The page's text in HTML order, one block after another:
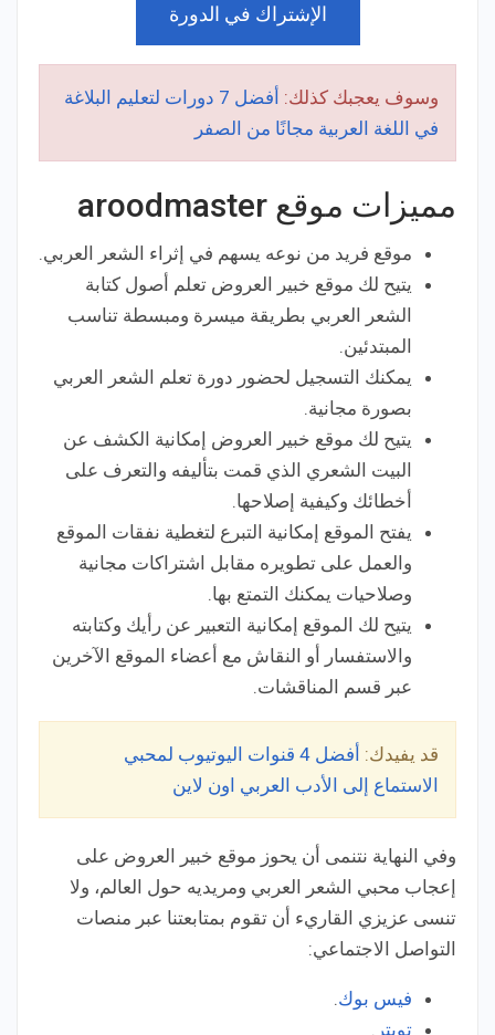
الإشتراك في الدورة
وسوف يعجبك كذلك:
أفضل 7 دورات لتعليم البلاغة
في اللغة العربية مجانًا من الصفر
مميزات موقع aroodmaster
موقع فريد من نوعه يسهم في إثراء الشعر العربي.
يتيح لك موقع خبير العروض تعلم أصول كتابة
الشعر العربي بطريقة ميسرة ومبسطة تناسب
المبتدئين.
يمكنك التسجيل لحضور دورة تعلم الشعر العربي
بصورة مجانية.
يتيح لك موقع خبير العروض إمكانية الكشف عن
البيت الشعري الذي قمت بتأليفه والتعرف على
أخطائك وكيفية إصلاحها.
يفتح الموقع إمكانية التبرع لتغطية نفقات الموقع
والعمل على تطويره مقابل اشتراكات مجانية
وصلاحيات يمكنك التمتع بها.
يتيح لك الموقع إمكانية التعبير عن رأيك وكتابته
والاستفسار أو النقاش مع أعضاء الموقع الآخرين
عبر قسم المناقشات.
قد يفيدك:
أفضل 4 قنوات اليوتيوب لمحبي
الاستماع إلى الأدب العربي اون لاين
وفي النهاية نتنمى أن يحوز موقع خبير العروض على
إعجاب محبي الشعر العربي ومريديه حول العالم، ولا
تنسى عزيزي القاريء أن تقوم بمتابعتنا عبر منصات
التواصل الاجتماعي:
فيس بوك.
تويتر .